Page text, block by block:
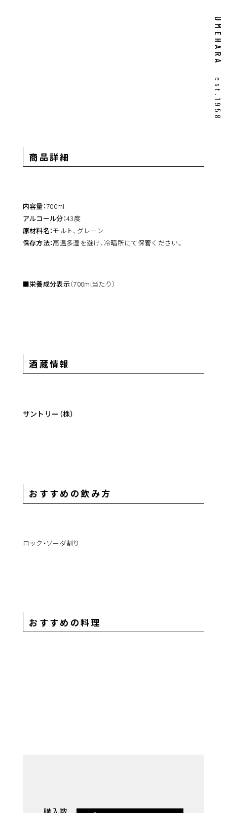
UMEHARA
est.1958
商品詳細
内容量：700ml
アルコール分：43度
原材料名：モルト、グレーン
保存方法：高温多湿を避け、冷暗所にて保管ください。
■栄養成分表示（700ml当たり）
酒蔵情報
サントリー（株）
おすすめの飲み方
ロック・ソーダ割り
おすすめの料理